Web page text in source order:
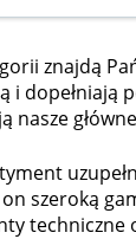
znajdą
i dopełniają
nasze
szeroką
techniczne